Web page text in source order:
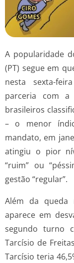
A popularidade
(PT) segue em
nesta sexta-
parceria com a
brasileiros
– o menor
mandato, em
atingiu o pior
“ruim” ou
gestão “regular”.
Além da queda
aparece em
segundo turno
Tarcísio de
Tarcísio teria